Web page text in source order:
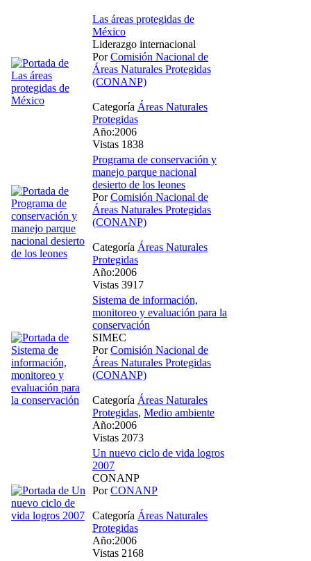
Las áreas protegidas de
México
Liderazgo internacional
PorComisión Nacional de
Áreas Naturales Protegidas
(CONANP)
Categoría Áreas Naturales
Protegidas
Año:2006
Vistas 1838
Programa de conservación y
manejo parque nacional
desierto de los leones
PorComisión Nacional de
Áreas Naturales Protegidas
(CONANP)
Categoría Áreas Naturales
Protegidas
Año:2006
Vistas 3917
Sistema de información,
monitoreo y evaluación para la
conservación
SIMEC
PorComisión Nacional de
Áreas Naturales Protegidas
(CONANP)
Categoría Áreas Naturales
Protegidas, Medio ambiente
Año:2006
Vistas 2073
Un nuevo ciclo de vida logros
2007
CONANP
PorCONANP
Categoría Áreas Naturales
Protegidas
Año:2006
Vistas 2168